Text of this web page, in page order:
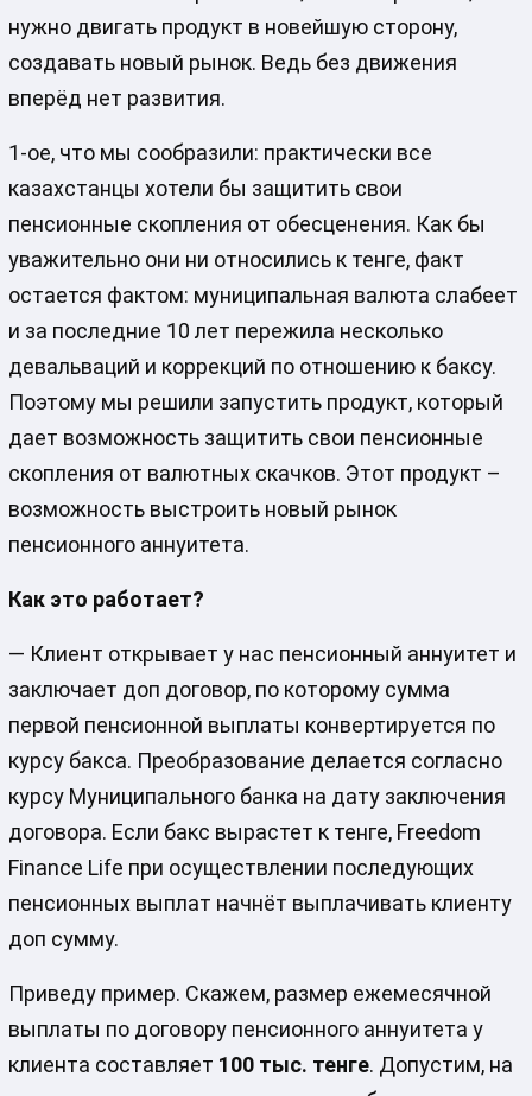
нужно двигать продукт в новейшую сторону,
создавать новый рынок. Ведь без движения
вперёд нет развития.
1-ое, что мы сообразили: практически все
казахстанцы хотели бы защитить свои
пенсионные скопления от обесценения. Как бы
уважительно они ни относились к тенге, факт
остается фактом: муниципальная валюта слабеет
и за последние 10 лет пережила несколько
девальваций и коррекций по отношению к баксу.
Поэтому мы решили запустить продукт, который
дает возможность защитить свои пенсионные
скопления от валютных скачков. Этот продукт –
возможность выстроить новый рынок
пенсионного аннуитета.
Как это работает?
— Клиент открывает у нас пенсионный аннуитет и
заключает доп договор, по которому сумма
первой пенсионной выплаты конвертируется по
курсу бакса. Преобразование делается согласно
курсу Муниципального банка на дату заключения
договора. Если бакс вырастет к тенге, Freedom
Finance Life при осуществлении последующих
пенсионных выплат начнёт выплачивать клиенту
доп сумму.
Приведу пример. Скажем, размер ежемесячной
выплаты по договору пенсионного аннуитета у
клиента составляет 100 тыс. тенге. Допустим, на